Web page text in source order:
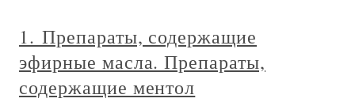
1. Препараты, содержащие
эфирные масла. Препараты,
содержащие ментол